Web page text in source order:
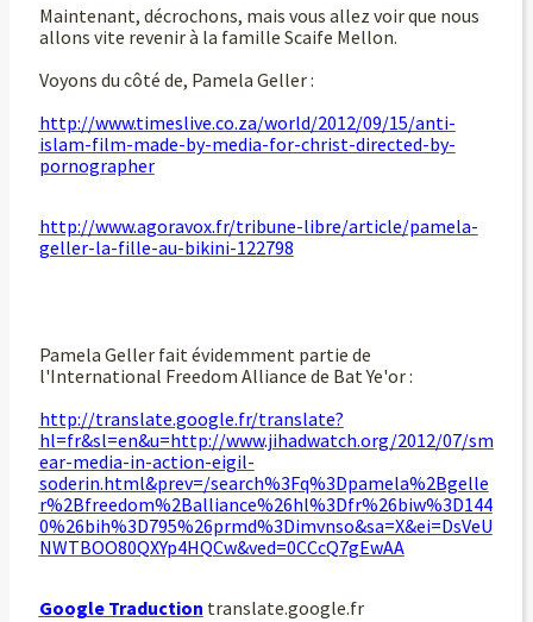
Maintenant, décrochons, mais vous allez voir que nous
allons vite revenir à la famille Scaife Mellon.
Voyons du côté de, Pamela Geller :
http://www.timeslive.co.za/world/2012/09/15/anti-
islam-film-made-by-media-for-christ-directed-by-
pornographer
http://www.agoravox.fr/tribune-libre/article/pamela-
geller-la-fille-au-bikini-122798
Pamela Geller fait évidemment partie de
l'International Freedom Alliance de Bat Ye'or :
http://translate.google.fr/translate?
hl=fr&sl=en&u=http://www.jihadwatch.org/2012/07/sm
ear-media-in-action-eigil-
soderin.html&prev=/search%3Fq%3Dpamela%2Bgelle
r%2Bfreedom%2Balliance%26hl%3Dfr%26biw%3D144
0%26bih%3D795%26prmd%3Dimvnso&sa=X&ei=DsVeU
NWTBOO80QXYp4HQCw&ved=0CCcQ7gEwAA
Google Traduction translate.google.fr